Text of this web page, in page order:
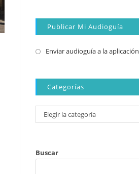
Publicar Mi Audioguía
Enviar audioguía a la aplicación
Categorías
Elegir la categoría
Buscar